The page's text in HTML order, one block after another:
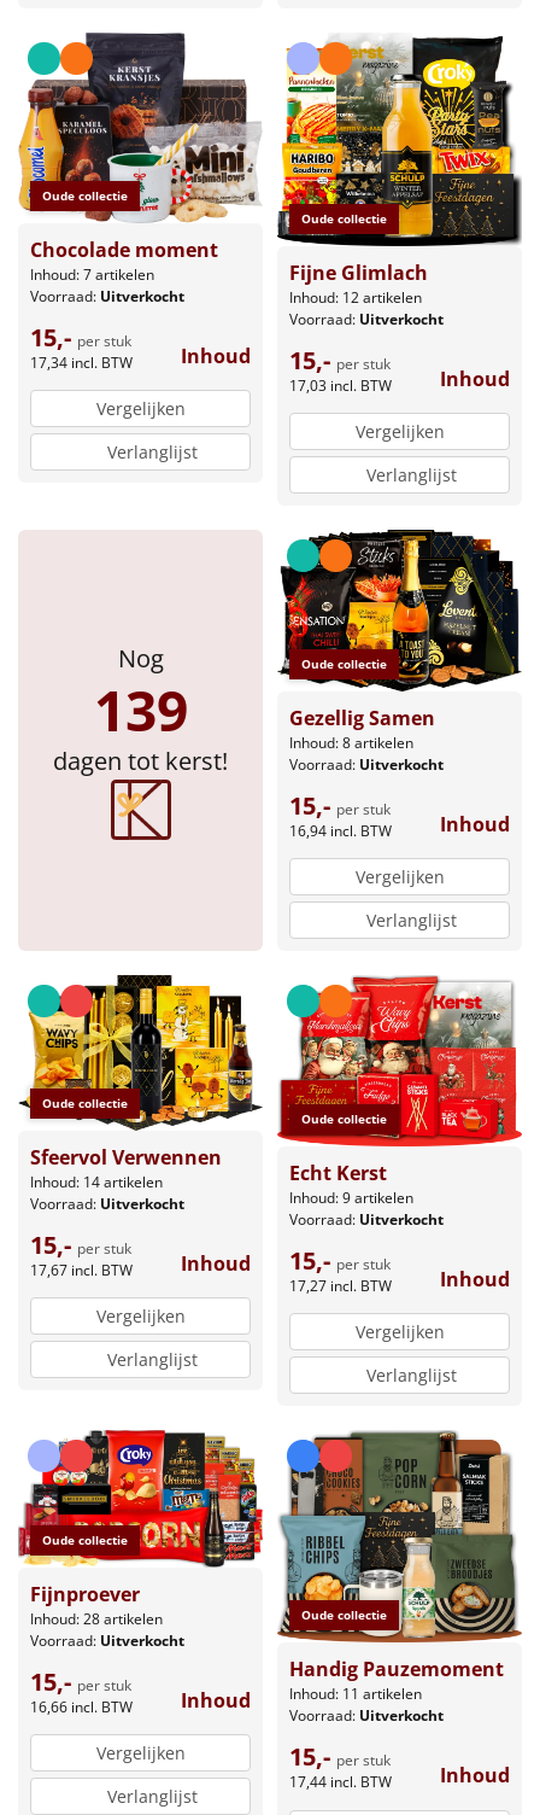
Oude collectie
Chocolade moment
Inhoud: 7 artikelen
Voorraad: Uitverkocht
15,- per stuk
17,34 incl. BTW Inhoud
Vergelijken
Verlanglijst
Oude collectie
Fijne Glimlach
Inhoud: 12 artikelen
Voorraad: Uitverkocht
15,- per stuk
17,03 incl. BTW Inhoud
Vergelijken
Verlanglijst
Nog
139
dagen tot kerst!
Oude collectie
Gezellig Samen
Inhoud: 8 artikelen
Voorraad: Uitverkocht
15,- per stuk
16,94 incl. BTW Inhoud
Vergelijken
Verlanglijst
Oude collectie
Sfeervol Verwennen
Inhoud: 14 artikelen
Voorraad: Uitverkocht
15,- per stuk
17,67 incl. BTW Inhoud
Vergelijken
Verlanglijst
Oude collectie
Echt Kerst
Inhoud: 9 artikelen
Voorraad: Uitverkocht
15,- per stuk
17,27 incl. BTW Inhoud
Vergelijken
Verlanglijst
Oude collectie
Fijnproever
Inhoud: 28 artikelen
Voorraad: Uitverkocht
15,- per stuk
16,66 incl. BTW Inhoud
Vergelijken
Verlanglijst
Oude collectie
Handig Pauzemoment
Inhoud: 11 artikelen
Voorraad: Uitverkocht
15,- per stuk
17,44 incl. BTW Inhoud